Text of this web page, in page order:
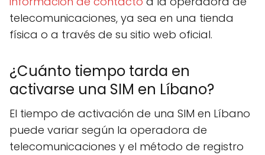
telecomunicaciones, ya sea en una tienda
física o a través de su sitio web oficial.
¿Cuánto tiempo tarda en
activarse una SIM en Líbano?
El tiempo de activación de una SIM en Líbano
puede variar según la operadora de
telecomunicaciones y el método de registro